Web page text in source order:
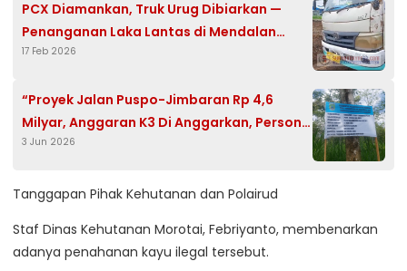
PCX Diamankan, Truk Urug Dibiarkan —
Penanganan Laka Lantas di Mendalan
Disorot
17 Feb 2026
“Proyek Jalan Puspo-Jimbaran Rp 4,6
Milyar, Anggaran K3 Di Anggarkan, Personil
& APD Nyaris Tidak Ada! Dugaan Dana
3 Jun 2026
Tanggapan Pihak Kehutanan dan Polairud
Staf Dinas Kehutanan Morotai, Febriyanto, membenarkan
adanya penahanan kayu ilegal tersebut.